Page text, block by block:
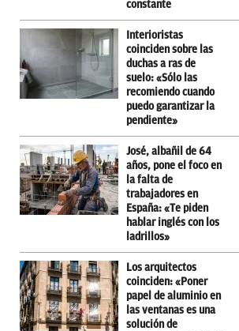
constante
Interioristas
coinciden sobre las
duchas a ras de
suelo: «Sólo las
recomiendo cuando
puedo garantizar la
pendiente»
José, albañil de 64
años, pone el foco en
la falta de
trabajadores en
España: «Te piden
hablar inglés con los
ladrillos»
Los arquitectos
coinciden: «Poner
papel de aluminio en
las ventanas es una
solución de